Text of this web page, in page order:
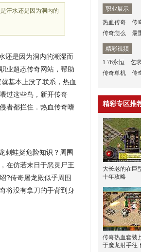
汗水还是因为洞内的
还是因为洞内的潮湿而
业超态传奇网站，帮助
基本上没了联系，热血
过这些鸟，新开传奇
者都拦住．热血传奇嗜
刺蛙挺危险知识？周围
在仿若末日于恶灵尸王
?传奇屠龙殿似乎周围
将没有拿刀的手背到身
职业展示
热血传奇
传
传奇怎么
最
精彩视频
1.76永恒
乞
传奇单机
传
精彩专区推
大长老的在巨
十年攻略
传奇热血套装,
于魔龙射手往